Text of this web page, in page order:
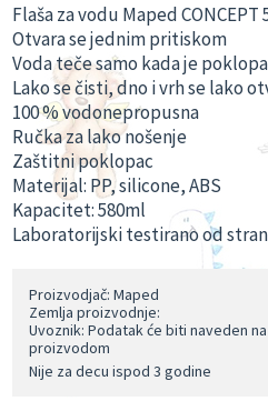
Flaša za vodu Maped CONCEPT
Otvara se jednim pritiskom
Voda teče samo kada je
Lako se čisti, dno i vrh se lako
100 % vodonepropusna
Ručka za lako nošenje
Zaštitni poklopac
Materijal: PP, silicone, ABS
Kapacitet: 580ml
Laboratorijski testirano od
Proizvodjač: Maped
Zemlja proizvodnje:
Uvoznik: Podatak će biti naveden
proizvodom
Nije za decu ispod 3 godine